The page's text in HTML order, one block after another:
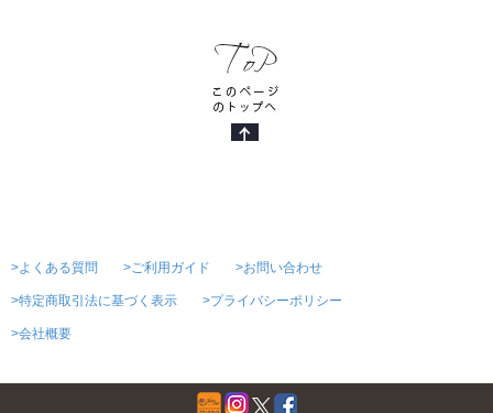
>よくある質問 >ご利用ガイド >お問い合わせ
>特定商取引法に基づく表示 >プライバシーポリシー
>会社概要